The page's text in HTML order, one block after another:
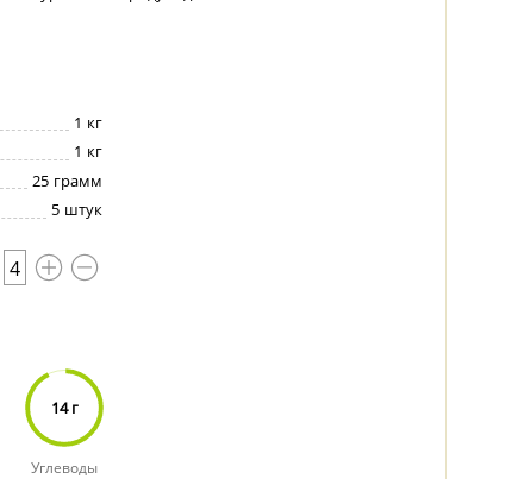
1 кг
1 кг
25 грамм
5 штук
4
14 г
Углеводы